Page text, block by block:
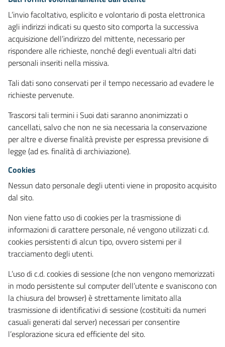
L’invio facoltativo, esplicito e volontario di posta elettronica
agli indirizzi indicati su questo sito comporta la successiva
acquisizione dell’indirizzo del mittente, necessario per
rispondere alle richieste, nonché degli eventuali altri dati
personali inseriti nella missiva.
Tali dati sono conservati per il tempo necessario ad evadere le
richieste pervenute.
Trascorsi tali termini i Suoi dati saranno anonimizzati o
cancellati, salvo che non ne sia necessaria la conservazione
per altre e diverse finalità previste per espressa previsione di
legge (ad es. finalità di archiviazione).
Cookies
Nessun dato personale degli utenti viene in proposito acquisito
dal sito.
Non viene fatto uso di cookies per la trasmissione di
informazioni di carattere personale, né vengono utilizzati c.d.
cookies persistenti di alcun tipo, ovvero sistemi per il
tracciamento degli utenti.
L’uso di c.d. cookies di sessione (che non vengono memorizzati
in modo persistente sul computer dell’utente e svaniscono con
la chiusura del browser) è strettamente limitato alla
trasmissione di identificativi di sessione (costituiti da numeri
casuali generati dal server) necessari per consentire
l’esplorazione sicura ed efficiente del sito.